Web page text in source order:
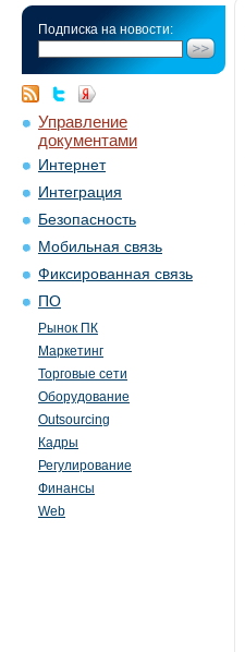
Подписка на новости:
Управление
документами
Интернет
Интеграция
Безопасность
Мобильная связь
Фиксированная связь
ПО
Рынок ПК
Маркетинг
Торговые сети
Оборудование
Outsourcing
Кадры
Регулирование
Финансы
Web